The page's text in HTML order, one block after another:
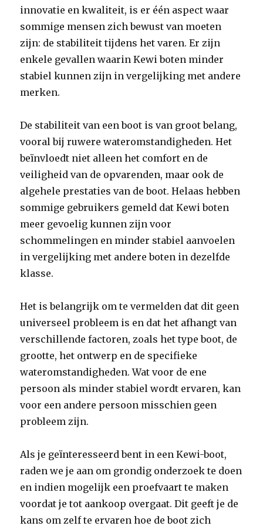
innovatie en kwaliteit, is er één aspect waar
sommige mensen zich bewust van moeten
zijn: de stabiliteit tijdens het varen. Er zijn
enkele gevallen waarin Kewi boten minder
stabiel kunnen zijn in vergelijking met andere
merken.
De stabiliteit van een boot is van groot belang,
vooral bij ruwere wateromstandigheden. Het
beïnvloedt niet alleen het comfort en de
veiligheid van de opvarenden, maar ook de
algehele prestaties van de boot. Helaas hebben
sommige gebruikers gemeld dat Kewi boten
meer gevoelig kunnen zijn voor
schommelingen en minder stabiel aanvoelen
in vergelijking met andere boten in dezelfde
klasse.
Het is belangrijk om te vermelden dat dit geen
universeel probleem is en dat het afhangt van
verschillende factoren, zoals het type boot, de
grootte, het ontwerp en de specifieke
wateromstandigheden. Wat voor de ene
persoon als minder stabiel wordt ervaren, kan
voor een andere persoon misschien geen
probleem zijn.
Als je geïnteresseerd bent in een Kewi-boot,
raden we je aan om grondig onderzoek te doen
en indien mogelijk een proefvaart te maken
voordat je tot aankoop overgaat. Dit geeft je de
kans om zelf te ervaren hoe de boot zich